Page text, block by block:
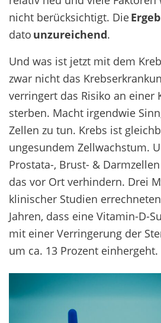
nicht berücksichtigt. Die
dato unzureichend.
Und was ist jetzt mit dem
zwar nicht das
verringert das Risiko an einer
sterben. Macht irgendwie
Zellen zu tun. Krebs ist
ungesundem Zellwachstum.
Prostata-, Brust- &
das vor Ort verhindern. Drei
klinischer Studien
Jahren, dass eine Vitamin-D-
mit einer Verringerung der
um ca. 13 Prozent einhergeht.